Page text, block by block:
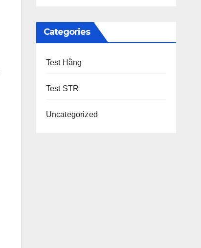
Categories
Test Hằng
Test STR
Uncategorized